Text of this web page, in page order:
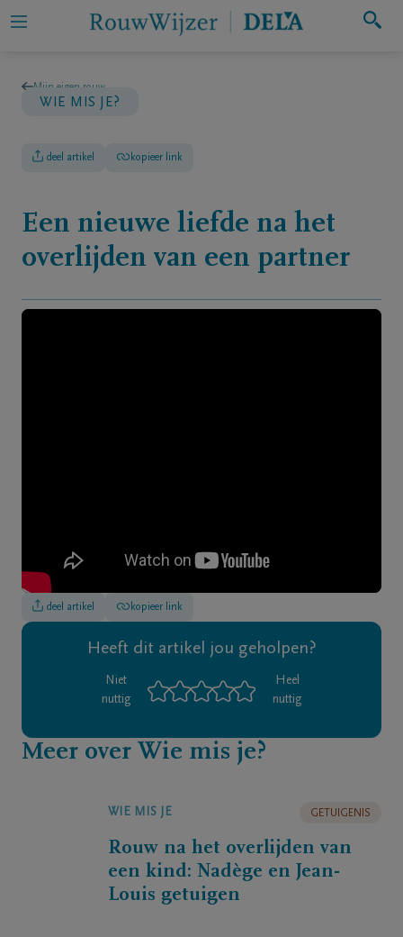
Iemand
ondersteunen
Zoeken
Mijn eigen rouw
WIE MIS JE?
deel artikel kopieer link
Een nieuwe liefde na het
overlijden van een partner
deel artikel kopieer link
Heeft dit artikel jou geholpen?
Niet
nuttig
Heel
nuttig
Meer over Wie mis je?
WIE MIS JE GETUIGENIS
Rouw na het overlijden van
een kind: Nadège en Jean-
Louis getuigen